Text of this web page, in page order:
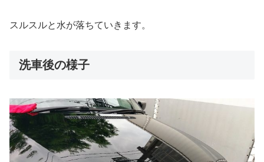
スルスルと水が落ちていきます。
洗車後の様子